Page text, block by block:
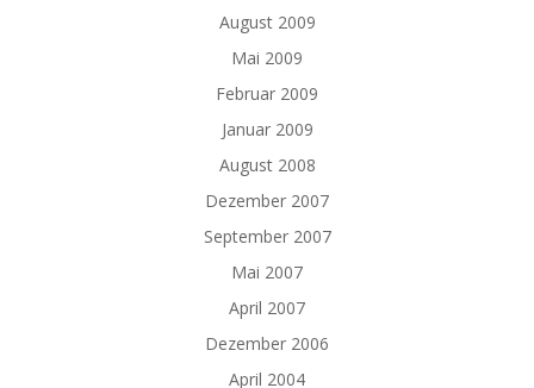
August 2009
Mai 2009
Februar 2009
Januar 2009
August 2008
Dezember 2007
September 2007
Mai 2007
April 2007
Dezember 2006
April 2004